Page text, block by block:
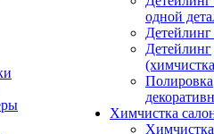
одной
Детейлинг
Полировка
Химчистка